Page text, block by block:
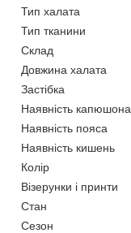
Тип халата
Тип тканини
Склад
Довжина халата
Застібка
Наявність капюшона
Наявність пояса
Наявність кишень
Колір
Візерунки і принти
Стан
Сезон